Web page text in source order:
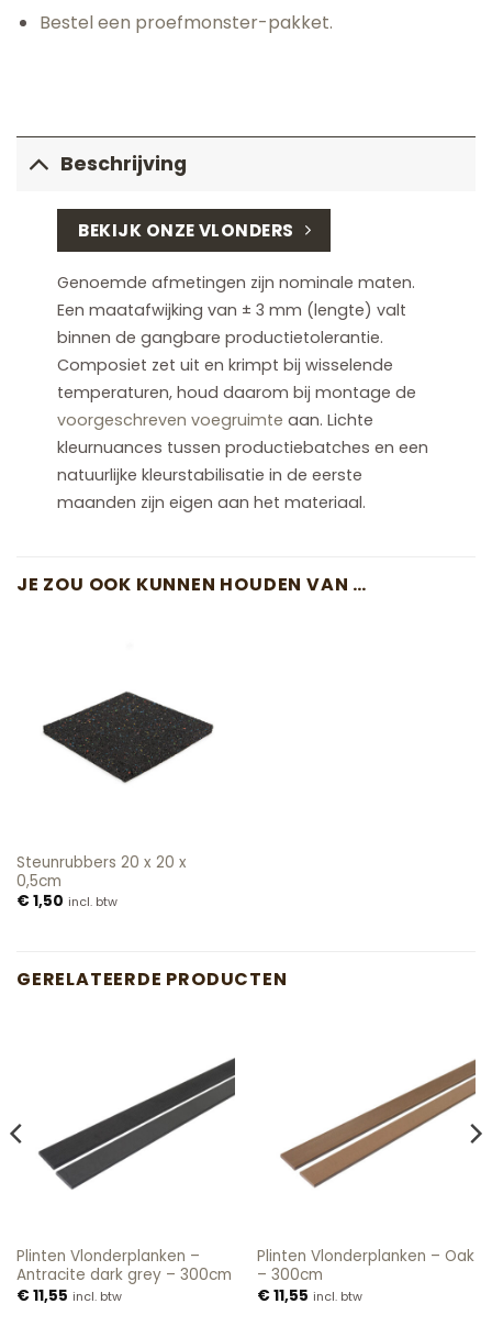
Bestel een proefmonster-pakket.
Beschrijving
BEKIJK ONZE VLONDERS
Genoemde afmetingen zijn nominale maten.
Een maatafwijking van ± 3 mm (lengte) valt
binnen de gangbare productietolerantie.
Composiet zet uit en krimpt bij wisselende
temperaturen, houd daarom bij montage de
voorgeschreven voegruimte aan. Lichte
kleurnuances tussen productiebatches en een
natuurlijke kleurstabilisatie in de eerste
maanden zijn eigen aan het materiaal.
JE ZOU OOK KUNNEN HOUDEN VAN …
Steunrubbers 20 x 20 x
0,5cm
€1,50 incl. btw
GERELATEERDE PRODUCTEN
Plinten Vlonderplanken –
Antracite dark grey – 300cm
€11,55 incl. btw
Plinten Vlonderplanken – Oak
– 300cm
€11,55 incl. btw